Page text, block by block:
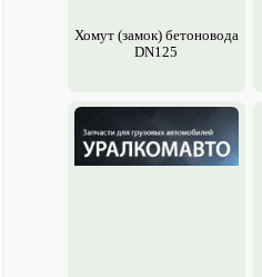
Хомут (замок) бетоновода
DN125